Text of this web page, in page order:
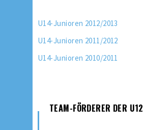
U14-Junioren 2012/2013
U14-Junioren 2011/2012
U14-Junioren 2010/2011
TEAM-FÖRDERER DER U12